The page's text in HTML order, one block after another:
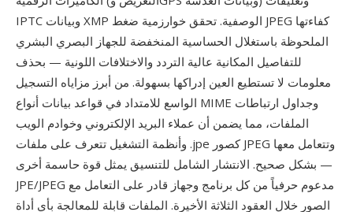
IPTC وبيانات XMP الوصفية. تحقق خوارزمية ضغط JPEG كفاءتها
الملحوظة باستغلال الحساسية المنخفضة للجهاز البصري البشري
للتفاصيل المكانية عالية التردد والاختلافات اللونية — بحذف
معلومات لا تستطيع العين إدراكها بسهولة. من أبرز مزاياه التسجيل
الواسع للامتداد في قواعد بيانات أنواع MIME وجداول ارتباطات
الملفات، مما يضمن أن عملاء البريد الإلكتروني وخوادم الويب
وأنظمة التشغيل تتعرف على ملفات .jpe كصور JPEG وتتعامل معها
بشكل صحيح. الانتشار الشامل للتنسيق يمثل قوة حاسمة أخرى —
JPE/JPEG مدعوم حرفياً من كل برنامج وجهاز قادر على التعامل مع
الصور خلال العقود الثلاثة الأخيرة. الملفات قابلة للمعالجة بأي أداة